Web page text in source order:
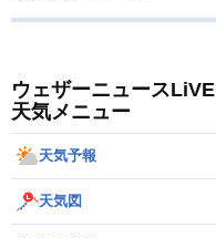
ウェザーニュースLiVE
天気メニュー
天気予報
天気図